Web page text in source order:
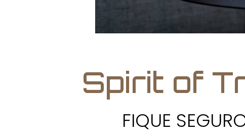
Spirit of
FIQUE